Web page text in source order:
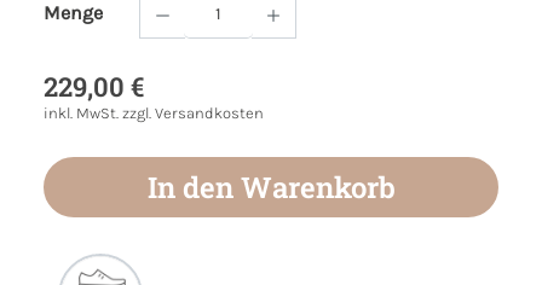
Menge
Produkt Anzahl: Gib den gewünschten
229,00 €
inkl. MwSt. zzgl. Versandkosten
In den Warenkorb